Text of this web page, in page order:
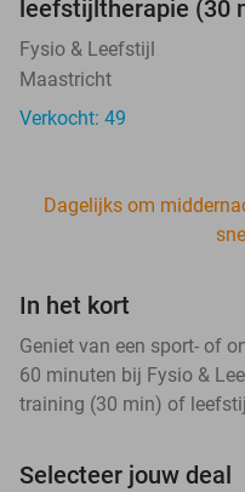
leefstijltherapie (30
Fysio & Leefstijl
Maastricht
Verkocht: 49
Dagelijks om
In het kort
Geniet van een sport- of
60 minuten bij Fysio &
training (30 min) of
Selecteer jouw deal